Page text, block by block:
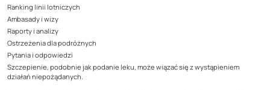
Ranking linii lotniczych
Ambasady i wizy
Raporty i analizy
Ostrzeżenia dla podróżnych
Pytania i odpowiedzi
Szczepienie, podobnie jak podanie leku, może wiązać się z wystąpieniem
działań niepożądanych.